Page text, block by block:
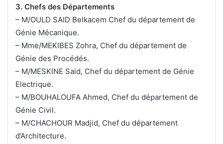
3. Chefs des Départements
– M/OULD SAID Belkacem Chef du département de
Génie Mécanique.
– Mme/MEKIBES Zohra, Chef du département de
Génie des Procédés.
– M/MESKINE Said, Chef du département de Génie
Electrique.
– M/BOUHALOUFA Ahmed, Chef du département de
Génie Civil.
– M/CHACHOUR Madjid, Chef du département
d’Architecture.